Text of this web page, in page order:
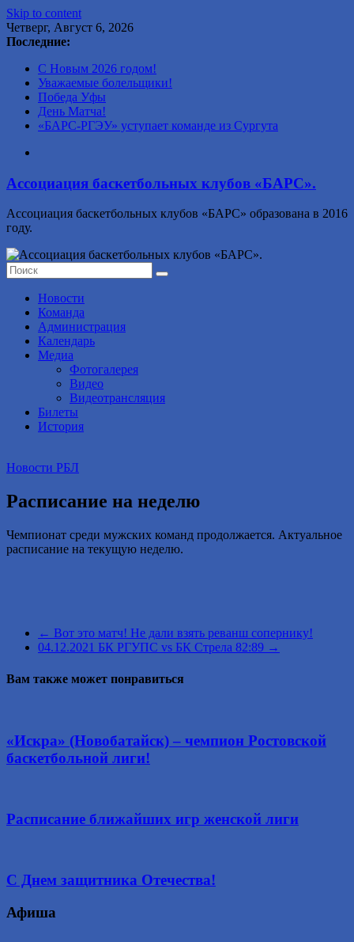
Skip to content
Четверг, Август 6, 2026
Последние:
С Новым 2026 годом!
Уважаемые болельщики!
Победа Уфы
День Матча!
«БАРС-РГЭУ» уступает команде из Сургута
Ассоциация баскетбольных клубов «БАРС».
Ассоциация баскетбольных клубов «БАРС» образована в 2016
году.
Новости
Команда
Администрация
Календарь
Медиа
Фотогалерея
Видео
Видеотрансляция
Билеты
История
Новости РБЛ
Расписание на неделю
Чемпионат среди мужских команд продолжается. Актуальное
расписание на текущую неделю.
← Вот это матч! Не дали взять реванш сопернику!
04.12.2021 БК РГУПС vs БК Стрела 82:89 →
Вам также может понравиться
«Искра» (Новобатайск) – чемпион Ростовской
баскетбольной лиги!
Расписание ближайших игр женской лиги
С Днем защитника Отечества!
Афиша